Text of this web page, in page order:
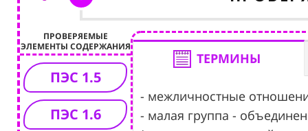
ПРОВЕРЯЕМЫЕ
ЭЛЕМЕНТЫ СОДЕРЖАНИЯ
ПЭС 1.5
ПЭС 1.6
ТЕРМИНЫ
- межличностные
- малая группа -